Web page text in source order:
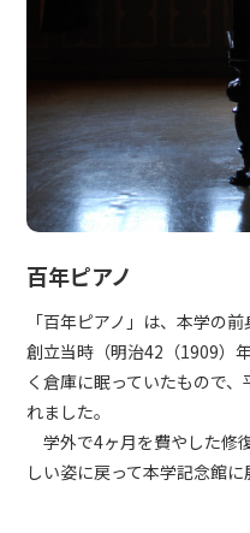
百年ピアノ
「百年ピアノ」は、本学の
創立当時（明治42（1909）
く倉庫に眠っていたもので
れました。
学外で4ヶ月を費やした修
しい姿に戻って本学記念館に